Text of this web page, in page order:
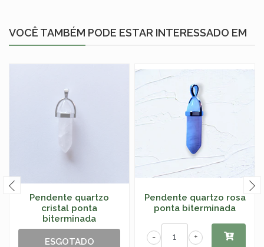
VOCÊ TAMBÉM PODE ESTAR INTERESSADO EM
Pendente quartzo
cristal ponta
biterminada
ESGOTADO
Pendente quartzo rosa
ponta biterminada
+
-